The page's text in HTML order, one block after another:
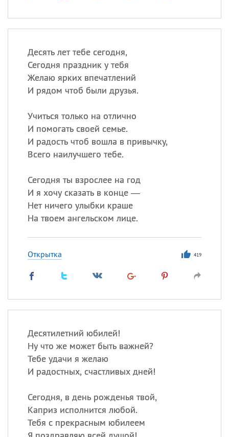
Десять лет тебе сегодня,
Сегодня праздник у тебя
Желаю ярких впечатлений
И рядом чтоб были друзья.
Учиться только на отлично
И помогать своей семье.
И радость чтоб вошла в привычку,
Всего наилучшего тебе.
Сегодня ты взрослее на год
И я хочу сказать в конце —
Нет ничего улыбки краше
На твоем ангельском лице.
Открытка 419
Десятилетний юбилей!
Ну что же может быть важней?
Тебе удачи я желаю
И радостных, счастливых дней!
Сегодня, в день рожденья твой,
Каприз исполнится любой.
Тебя с прекрасным юбилеем